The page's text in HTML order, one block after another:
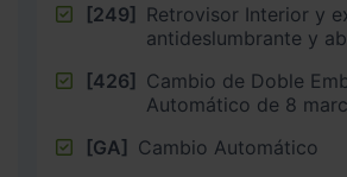
[249] Retrovisor Interior y
antideslumbrante y
[426] Cambio de Doble
Automático de 8
[GA] Cambio Automático